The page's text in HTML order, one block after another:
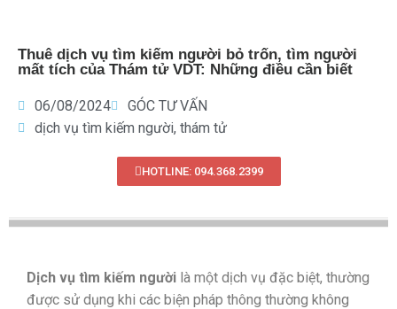
Thuê dịch vụ tìm kiếm người bỏ trốn, tìm người
mất tích của Thám tử VDT: Những điều cần biết
06/08/2024
GÓC TƯ VẤN
dịch vụ tìm kiếm người, thám tử
HOTLINE: 094.368.2399
Dịch vụ tìm kiếm người là một dịch vụ đặc biệt, thường
được sử dụng khi các biện pháp thông thường không